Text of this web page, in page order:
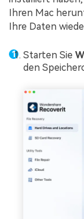
Ihren Mac
Ihre Daten
Starten Sie
den